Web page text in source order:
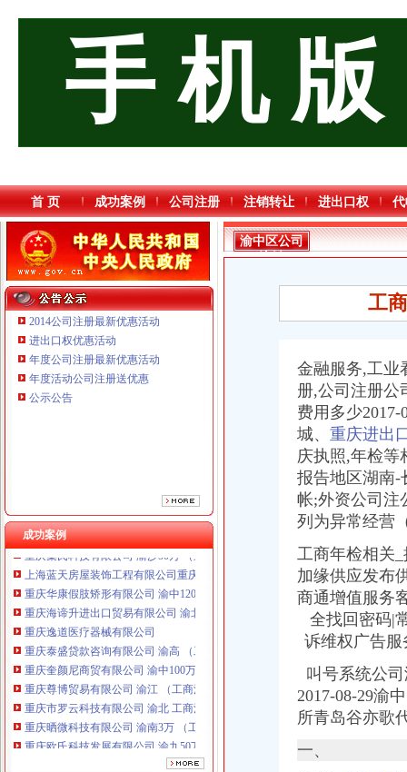
手 机 版
首 页 成功案例 公司注册 注销转让 进出口权
2014公司注册最新优惠活动
进出口权优惠活动
年度公司注册最新优惠活动
年度活动公司注册送优惠
公示公告
成功案例
重庆海谛升进出口贸易有限公司 渝北100万 （进出口权）
重庆逸道医疗器械有限公司
重庆晒微科技有限公司 渝南3万 （工商注册）
重庆欧氏科技发展有限公司 渝九50万 （进出口权）
重庆集氏科技有限公司 渝沙50万 （进出口权）
上海蓝天房屋装饰工程有限公司重庆分公司 渝北 （工商注册）
重庆华康假肢矫形有限公司 渝中120万 （增资）
重庆海谛升进出口贸易有限公司 渝北100万 （进出口权）
重庆逸道医疗器械有限公司
重庆泰盛贷款咨询有限公司 渝高 （工商注册）
重庆奎颜尼商贸有限公司 渝中100万 （工商注册）
重庆尊博贸易有限公司 渝江 （工商注册）
重庆市罗云科技有限公司 渝北 工商注册
重庆晒微科技有限公司 渝南3万 （工商注册）
重庆欧氏科技发展有限公司 渝九50万 （进出口权）
重庆集氏科技有限公司 渝沙50万 （进出口权）
上海蓝天房屋装饰工程有限公司重庆分公司 渝北 （工商注册）
渝中区公司
注销
工
金融服务,工业
册,公司注册公
费用多少
城、 重庆进出
庆执照,年检等
报告地区湖南-
帐;外资公司注
列为异常经营
工商年检相关
加缘供应发布
商通增值服务
全找回密码|
诉维权广告
叫号系统公
2017-08-29渝
所青岛谷亦歌
一、